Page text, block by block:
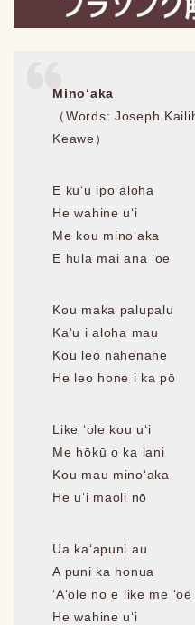
Minoʻaka
（Words: Joseph
Keawe）
E kuʻu ipo aloha
He wahine uʻi
Me kou minoʻaka
E hula mai ana ʻoe
Kou maka palupalu
Kaʻu i aloha mau
Kou leo nahenahe
He leo hone i ka pō
Like ʻole kou uʻi
Me hōkū o ka lani
Kou mau minoʻaka
He uʻi maoli nō
Ua kaʻapuni au
A puni ka honua
ʻAʻole nō e like me ʻoe
He wahine uʻi